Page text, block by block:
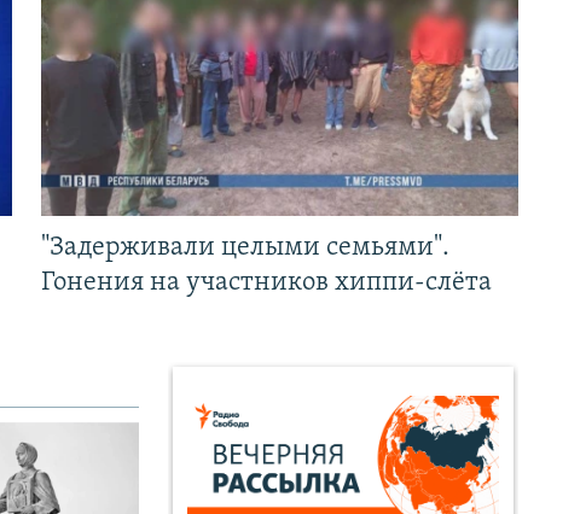
"Задерживали целыми семьями".
Гонения на участников хиппи-слёта